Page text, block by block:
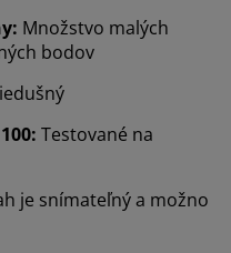
Množstvo malých
bodov
Testované na
je snímateľný a možno